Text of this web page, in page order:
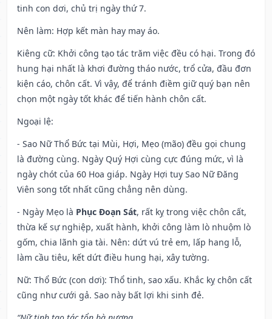
tinh con dơi, chủ trị ngày thứ 7.
Nên làm: Hợp kết màn hay may áo.
Kiêng cữ: Khởi công tạo tác trăm việc đều có hại. Trong đó
hung hại nhất là khơi đường tháo nước, trổ cửa, đầu đơn
kiện cáo, chôn cất. Vì vậy, để tránh điềm giữ quý bạn nên
chọn một ngày tốt khác để tiến hành chôn cất.
Ngoại lệ:
- Sao Nữ Thổ Bức tại Mùi, Hợi, Mẹo (mão) đều gọi chung
là đường cùng. Ngày Quý Hợi cùng cực đúng mức, vì là
ngày chót của 60 Hoa giáp. Ngày Hợi tuy Sao Nữ Đăng
Viên song tốt nhất cũng chẳng nên dùng.
- Ngày Mẹo là Phục Đoạn Sát, rất kỵ trong việc chôn cất,
thừa kế sự nghiệp, xuất hành, khởi công làm lò nhuộm lò
gốm, chia lãnh gia tài. Nên: dứt vú trẻ em, lấp hang lỗ,
làm cầu tiêu, kết dứt điều hung hại, xây tường.
Nữ: Thổ Bức (con dơi): Thổ tinh, sao xấu. Khắc kỵ chôn cất
cũng như cưới gả. Sao này bất lợi khi sinh đẻ.